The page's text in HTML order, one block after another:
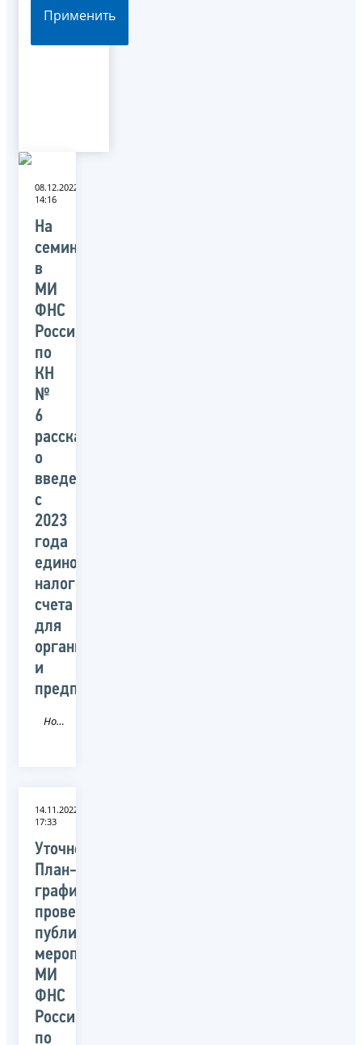
Применить
08.12.2022
14:16
На
семинаре
в
МИ
ФНС
России
по
КН
№
6
рассказали
о
введении
с
2023
года
единого
налогового
счета
для
организаций
и
предпринимателей
Новость
14.11.2022
17:33
Уточненный
План-
график
проведения
публичных
мероприятий
МИ
ФНС
России
по